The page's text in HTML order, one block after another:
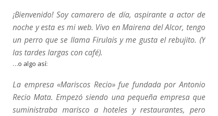
¡Bienvenido! Soy camarero de día, aspirante a actor de
noche y esta es mi web. Vivo en Mairena del Alcor, tengo
un perro que se llama Firulais y me gusta el rebujito. (Y
las tardes largas con café).
…o algo así:
La empresa «Mariscos Recio» fue fundada por Antonio
Recio Mata. Empezó siendo una pequeña empresa que
suministraba marisco a hoteles y restaurantes, pero